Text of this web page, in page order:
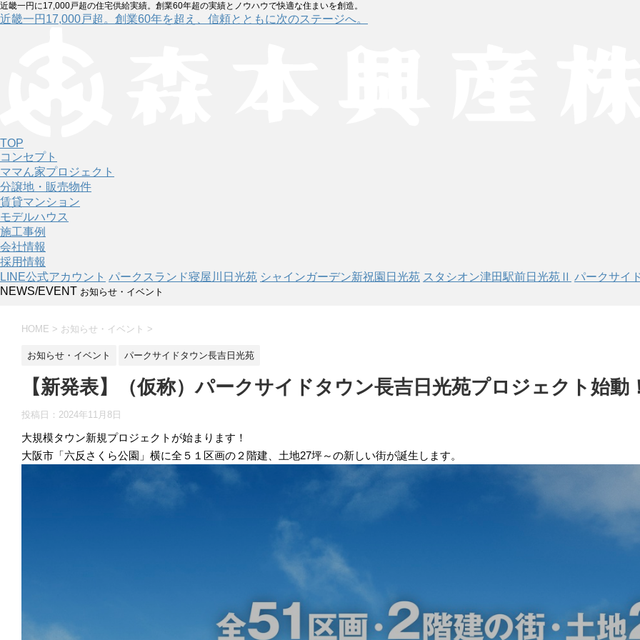
近畿一円に17,000戸超の住宅供給実績。創業60年超の実績とノウハウで快適な住まいを創造。
近畿一円17,000戸超。創業60年を超え、信頼とともに次のステージへ。
TOP
コンセプト
ママん家プロジェクト
分譲地・販売物件
賃貸マンション
モデルハウス
施工事例
会社情報
採用情報
LINE公式アカウント パークスランド寝屋川日光苑 シャインガーデン新祝園日光苑 スタシオン津田駅前日光苑Ⅱ パークサイ
NEWS/EVENT お知らせ・イベント
HOME > お知らせ・イベント >
お知らせ・イベント パークサイドタウン長吉日光苑
【新発表】（仮称）パークサイドタウン長吉日光苑プロジェクト始動
投稿日： 2024年11月8日
大規模タウン新規プロジェクトが始まります！
大阪市「六反さくら公園」横に全５１区画の２階建、土地27坪～の新しい街が誕生します。